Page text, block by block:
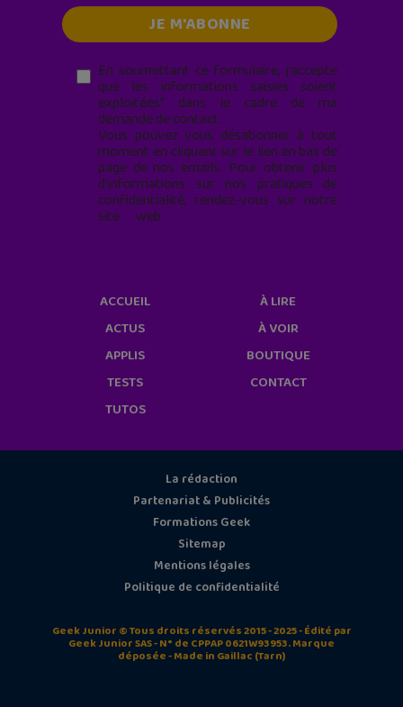
En soumettant ce formulaire, j’accepte
que les informations saisies soient
exploitées* dans le cadre de ma
demande de contact.
Vous pouvez vous désabonner à tout
moment en cliquant sur le lien en bas de
page de nos emails. Pour obtenir plus
d'informations sur nos pratiques de
confidentialité, rendez-vous sur notre
site web
ACCUEIL
ACTUS
APPLIS
TESTS
TUTOS
À LIRE
À VOIR
BOUTIQUE
CONTACT
La rédaction
Partenariat & Publicités
Formations Geek
Sitemap
Mentions légales
Politique de confidentialité
Geek Junior © Tous droits réservés 2015 - 2025 - Édité par
Geek Junior SAS - N° de CPPAP 0621W93953. Marque
déposée - Made in Gaillac (Tarn)